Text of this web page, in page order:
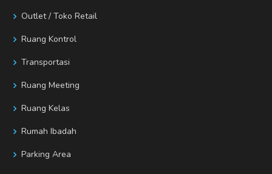
Outlet / Toko Retail
Ruang Kontrol
Transportasi
Ruang Meeting
Ruang Kelas
Rumah Ibadah
Parking Area